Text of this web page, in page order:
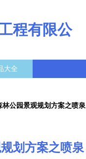
程有限公
大全
林公园景观规划方案之喷泉
划方案之喷泉